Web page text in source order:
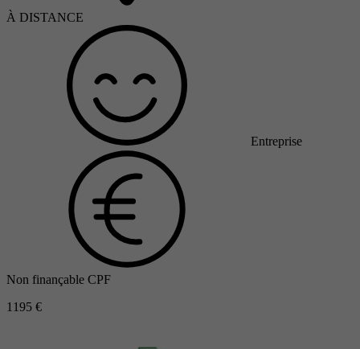
À DISTANCE
Entreprise
Non finançable CPF
1195 €